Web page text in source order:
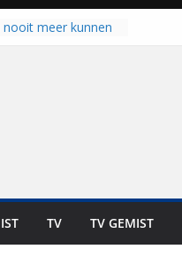
nooit meer kunnen
in gebruik
“Dit is altijd een
TV TV GEMIST